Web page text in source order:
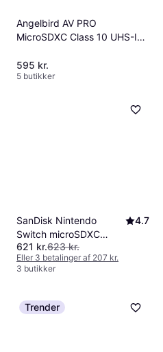
Angelbird AV PRO
MicroSDXC Class 10 UHS-I
256GB
595 kr.
5 butikker
SanDisk Nintendo
Switch microSDXC
Class 10 UHS-I U3
100/90MB/s 256GB
4.7
621 kr.623 kr.
Eller 3 betalinger af 207 kr.
3 butikker
Trender